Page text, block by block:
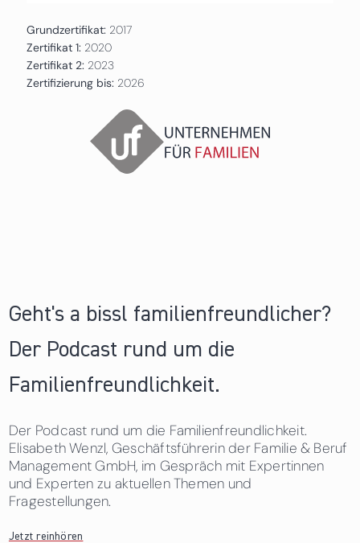
Grundzertifikat: 2017
Zertifikat 1: 2020
Zertifikat 2: 2023
Zertifizierung bis: 2026
Geht's a bissl familienfreundlicher?
Der Podcast rund um die
Familienfreundlichkeit.
Der Podcast rund um die Familienfreundlichkeit.
Elisabeth Wenzl, Geschäftsführerin der Familie & Beruf
Management GmbH, im Gespräch mit Expertinnen
und Experten zu aktuellen Themen und
Fragestellungen.
Jetzt reinhören